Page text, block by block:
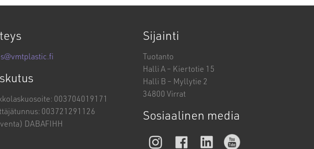
003704019171
003721291126
DABAFIHH
Sijainti
Tuotanto
Halli A – Kiertotie 15
Halli B – Myllytie 2
34800 Virrat
Sosiaalinen media